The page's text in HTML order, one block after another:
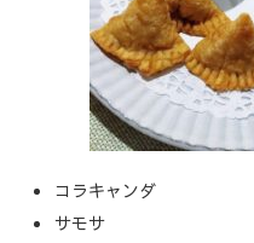
コラキャンダ
サモサ